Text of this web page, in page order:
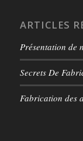
ARTICLES
Présentation de
Secrets De
Fabrication des